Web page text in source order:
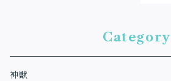
Category
神獣